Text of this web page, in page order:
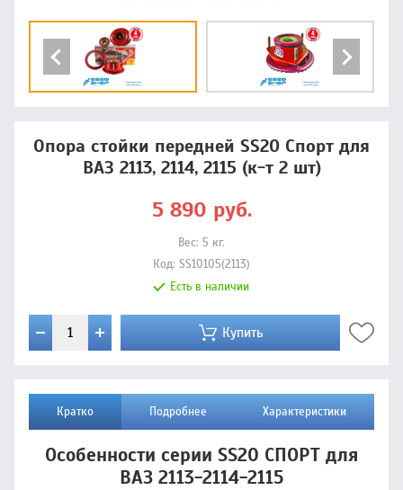
Опора стойки передней SS20 Спорт для
ВАЗ 2113, 2114, 2115 (к-т 2 шт)
5 890 руб.
Вес: 5 кг.
Код: SS10105(2113)
Есть в наличии
Купить
Кратко Подробнее Характеристики
Особенности серии SS20 СПОРТ для
ВАЗ 2113-2114-2115